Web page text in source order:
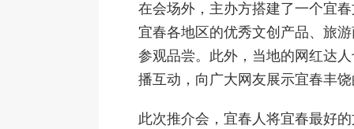
在会场外，主办方搭建了一个宜
宜春各地区的优秀文创产品、旅
参观品尝。此外，当地的网红达
播互动，向广大网友展示宜春丰
此次推介会，宜春人将宜春最好